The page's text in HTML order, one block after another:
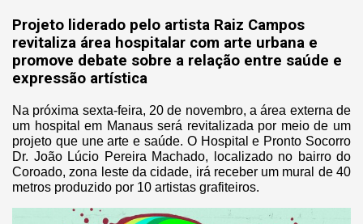
Projeto liderado pelo artista Raiz Campos
revitaliza área hospitalar com arte urbana e
promove debate sobre a relação entre saúde e
expressão artística
Na próxima sexta-feira, 20 de novembro, a área externa de
um hospital em Manaus será revitalizada por meio de um
projeto que une arte e saúde. O Hospital e Pronto Socorro
Dr. João Lúcio Pereira Machado, localizado no bairro do
Coroado, zona leste da cidade, irá receber um mural de 40
metros produzido por 10 artistas grafiteiros.